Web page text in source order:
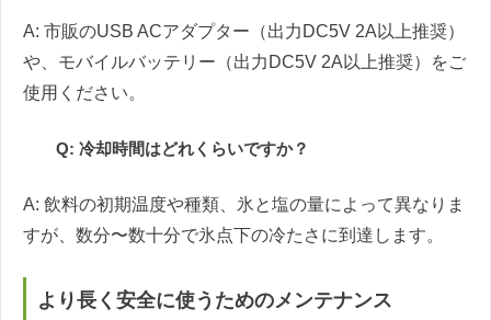
A: 市販のUSB ACアダプター（出力DC5V 2A以上推奨）
や、モバイルバッテリー（出力DC5V 2A以上推奨）をご
使用ください。
Q: 冷却時間はどれくらいですか？
A: 飲料の初期温度や種類、氷と塩の量によって異なりま
すが、数分〜数十分で氷点下の冷たさに到達します。
より長く安全に使うためのメンテナンス